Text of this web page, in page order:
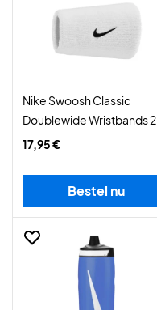
Nike Swoosh Classic
Doublewide Wristbands 2-
Pack White/Black
17,95 €
Bestel nu